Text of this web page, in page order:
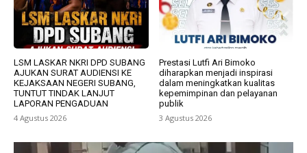
LSM LASKAR NKRI DPD SUBANG
AJUKAN SURAT AUDIENSI KE
KEJAKSAAN NEGERI SUBANG,
TUNTUT TINDAK LANJUT
LAPORAN PENGADUAN
4 Agustus 2026
Prestasi Lutfi Ari Bimoko
diharapkan menjadi inspirasi
dalam meningkatkan kualitas
kepemimpinan dan pelayanan
publik
3 Agustus 2026